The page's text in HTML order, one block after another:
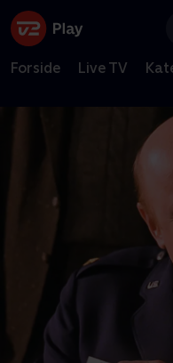
Forside Live TV